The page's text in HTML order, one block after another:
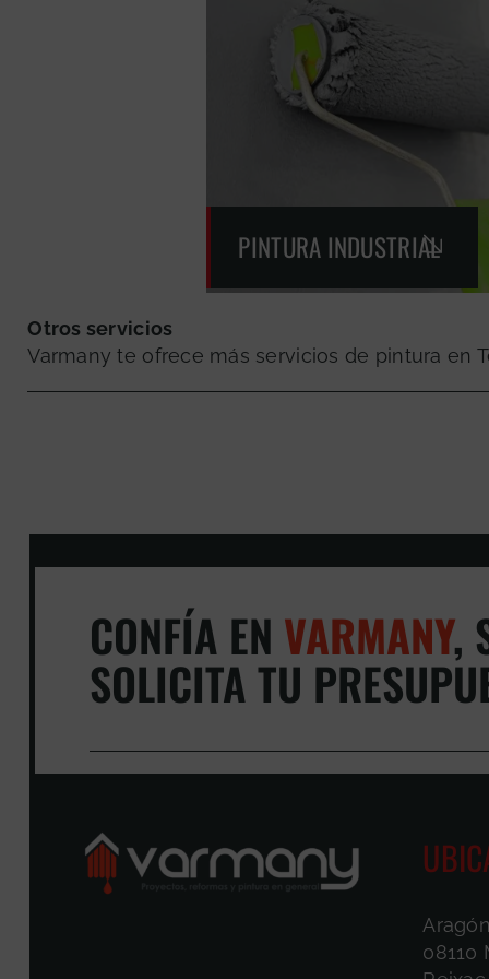
PINTURA INDUSTRIAL
Otros servicios
Varmany te ofrece más servicios de pintura en
CONFÍA EN VARMANY,
SOLICITA TU
08110